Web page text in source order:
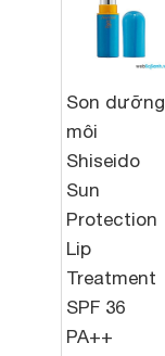
Son dưỡng
môi
Shiseido
Sun
Protection
Lip
Treatment
SPF 36
PA++